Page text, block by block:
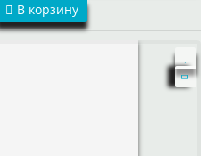
В корзину